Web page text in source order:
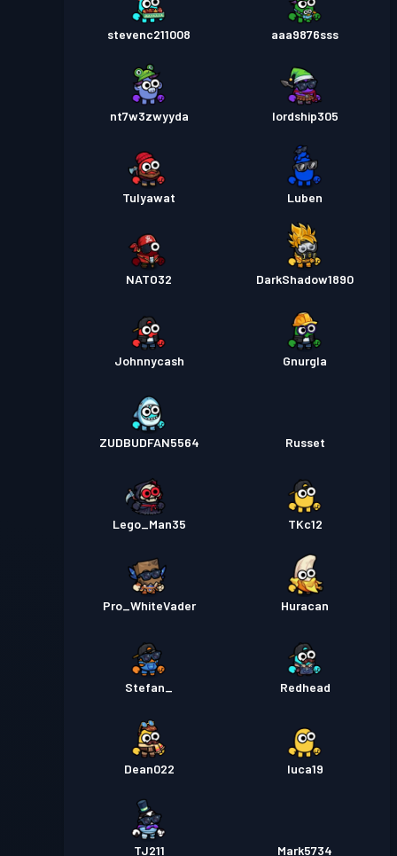
stevenc211008 aaa9876sss
nt7w3zwyyda lordship305
Tulyawat Luben
NATO32 DarkShadow1890
Johnnycash Gnurgla
ZUDBUDFAN5564 Russet
Lego_Man35 TKc12
Pro_WhiteVader Huracan
Stefan_ Redhead
Dean022 luca19
TJ211 Mark5734